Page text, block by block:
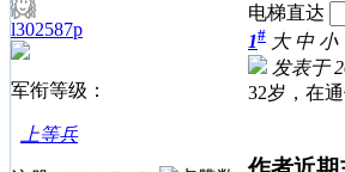
l302587p
军衔等级：
上等兵
电梯直达
1# 大 中 小
发表于
32岁，在